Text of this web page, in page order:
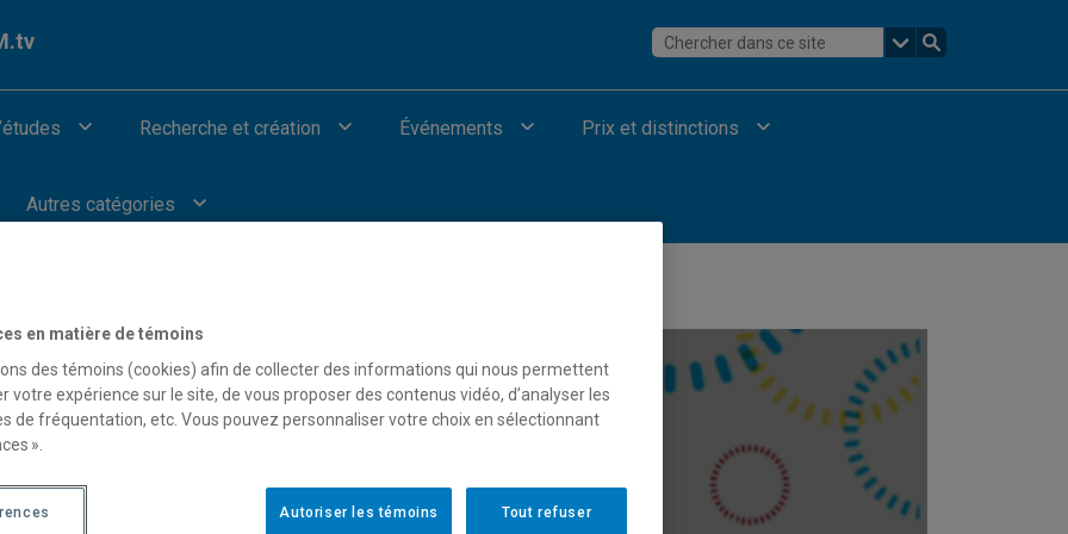
Recherche et création Événements Prix et distinctions
Autres catégories
François Fabi
en matière de témoins
des témoins (cookies) afin de collecter des informations qui nous permettent
votre expérience sur le site, de vous proposer des contenus vidéo, d’analyser les
de fréquentation, etc. Vous pouvez personnaliser votre choix en sélectionnant
».
Tout refuser
Autoriser les témoins